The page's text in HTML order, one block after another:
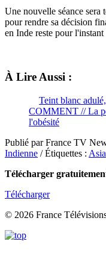
Une nouvelle séance sera
pour rendre sa décision
en Inde reste pour l'instant
À Lire Aussi :
Teint blanc
COMMENT // La
l'obésité
Publié par France TV
Indienne / Étiquettes : Asia
Télécharger
Télécharger
© 2026 France